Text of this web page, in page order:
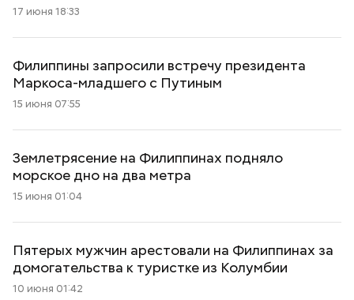
17 июня 18:33
Филиппины запросили встречу президента
Маркоса-младшего с Путиным
15 июня 07:55
Землетрясение на Филиппинах подняло
морское дно на два метра
15 июня 01:04
Пятерых мужчин арестовали на Филиппинах за
домогательства к туристке из Колумбии
10 июня 01:42